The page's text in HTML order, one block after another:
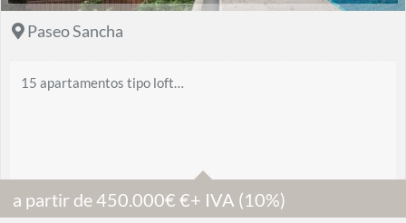
a partir de450.000€ €+ IVA (10%)
Paseo Sancha
15 apartamentos tipo loft…
30 m2